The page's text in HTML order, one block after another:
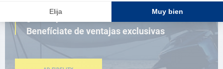
¿Eres apasionado?
Benefíciate de ventajas exclusivas